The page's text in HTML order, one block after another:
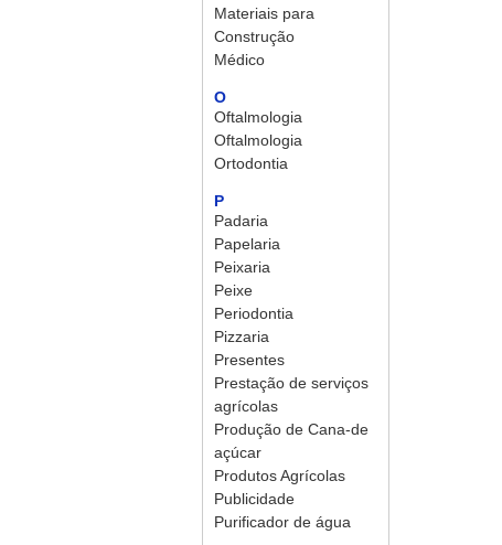
Materiais para
Construção
Médico
O
Oftalmologia
Oftalmologia
Ortodontia
P
Padaria
Papelaria
Peixaria
Peixe
Periodontia
Pizzaria
Presentes
Prestação de serviços
agrícolas
Produção de Cana-de
açúcar
Produtos Agrícolas
Publicidade
Purificador de água